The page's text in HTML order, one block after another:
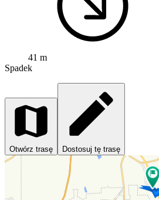
41 m
Spadek
Otwórz trasę Dostosuj tę trasę